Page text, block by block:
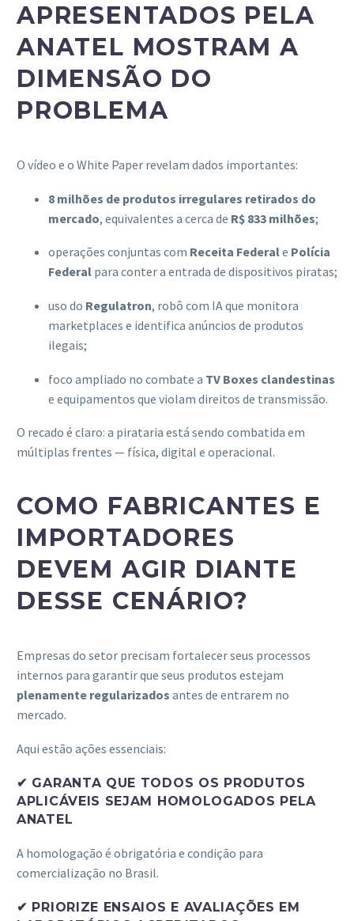
APRESENTADOS PELA
ANATEL MOSTRAM A
DIMENSÃO DO
PROBLEMA
O vídeo e o White Paper revelam dados importantes:
8 milhões de produtos irregulares retirados do
mercado, equivalentes a cerca de R$ 833 milhões;
operações conjuntas com Receita Federale Polícia
Federal para conter a entrada de dispositivos piratas;
uso do Regulatron, robô com IA que monitora
marketplaces e identifica anúncios de produtos
ilegais;
foco ampliado no combate a TV Boxes clandestinas
e equipamentos que violam direitos de transmissão.
O recado é claro: a pirataria está sendo combatida em
múltiplas frentes — física, digital e operacional.
COMO FABRICANTES E
IMPORTADORES
DEVEM AGIR DIANTE
DESSE CENÁRIO?
Empresas do setor precisam fortalecer seus processos
internos para garantir que seus produtos estejam
plenamente regularizados antes de entrarem no
mercado.
Aqui estão ações essenciais:
✔ GARANTA QUE TODOS OS PRODUTOS
APLICÁVEIS SEJAM HOMOLOGADOS PELA
ANATEL
A homologação é obrigatória e condição para
comercialização no Brasil.
✔ PRIORIZE ENSAIOS E AVALIAÇÕES EM